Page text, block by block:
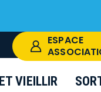
ESPACE
VIEILLIR